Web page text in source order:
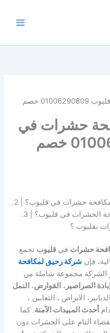
افضل شركة مكافحة حشرات في قليوب 01006290809 خصم
حشرات في
قليوب 01006290809 خصم
1. هل تعبت من البحث عن شركة مكافحة حشرات في قليوب؟ | 2.
هل تتساءل عن اهمية شركة مكافحة الحشرات في قليوب؟ | 3.
بقليوب ؟
حشرات فيقليوب تجمع
فإن شركة رحيق لمكافحة
الشركة مجموعة شاملة من
الصراصير ، القوارض، النمل
الابراص ، الثعابين ،
أحدث المبيدات الآمنة. كما
التام على الحشرات دون